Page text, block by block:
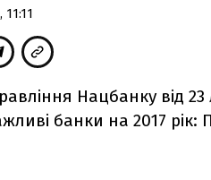
Нацбанку від
банки на 2017 рік: